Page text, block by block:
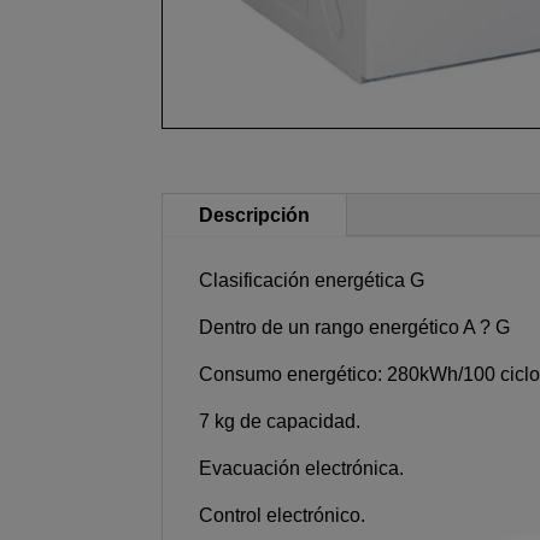
Descripción
Clasificación energética G
Dentro de un rango energético A ? G
Consumo energético: 280kWh/100
7 kg de capacidad.
Evacuación electrónica.
Control electrónico.